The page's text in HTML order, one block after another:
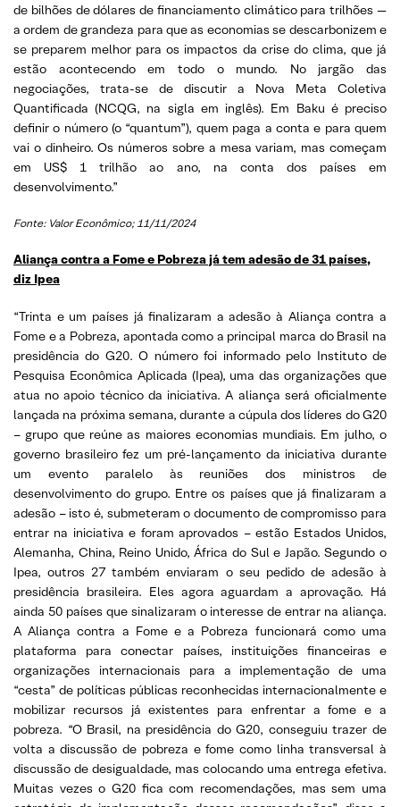
de bilhões de dólares de financiamento climático para trilhões —
a ordem de grandeza para que as economias se descarbonizem e
se preparem melhor para os impactos da crise do clima, que já
estão acontecendo em todo o mundo. No jargão das
negociações, trata-se de discutir a Nova Meta Coletiva
Quantificada (NCQG, na sigla em inglês). Em Baku é preciso
definir o número (o “quantum”), quem paga a conta e para quem
vai o dinheiro. Os números sobre a mesa variam, mas começam
em US$ 1 trilhão ao ano, na conta dos países em
desenvolvimento.”
Fonte: Valor Econômico; 11/11/2024
Aliança contra a Fome e Pobreza já tem adesão de 31 países,
diz Ipea
“Trinta e um países já finalizaram a adesão à Aliança contra a
Fome e a Pobreza, apontada como a principal marca do Brasil na
presidência do G20. O número foi informado pelo Instituto de
Pesquisa Econômica Aplicada (Ipea), uma das organizações que
atua no apoio técnico da iniciativa. A aliança será oficialmente
lançada na próxima semana, durante a cúpula dos líderes do G20
– grupo que reúne as maiores economias mundiais. Em julho, o
governo brasileiro fez um pré-lançamento da iniciativa durante
um evento paralelo às reuniões dos ministros de
desenvolvimento do grupo. Entre os países que já finalizaram a
adesão – isto é, submeteram o documento de compromisso para
entrar na iniciativa e foram aprovados – estão Estados Unidos,
Alemanha, China, Reino Unido, África do Sul e Japão. Segundo o
Ipea, outros 27 também enviaram o seu pedido de adesão à
presidência brasileira. Eles agora aguardam a aprovação. Há
ainda 50 países que sinalizaram o interesse de entrar na aliança.
A Aliança contra a Fome e a Pobreza funcionará como uma
plataforma para conectar países, instituições financeiras e
organizações internacionais para a implementação de uma
“cesta” de políticas públicas reconhecidas internacionalmente e
mobilizar recursos já existentes para enfrentar a fome e a
pobreza. “O Brasil, na presidência do G20, conseguiu trazer de
volta a discussão de pobreza e fome como linha transversal à
discussão de desigualdade, mas colocando uma entrega efetiva.
Muitas vezes o G20 fica com recomendações, mas sem uma